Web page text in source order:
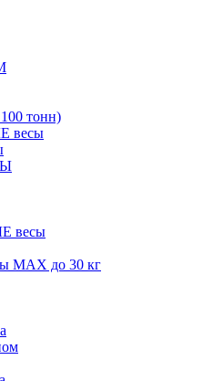
тонн)
весы
весы
MAX до 30 кг